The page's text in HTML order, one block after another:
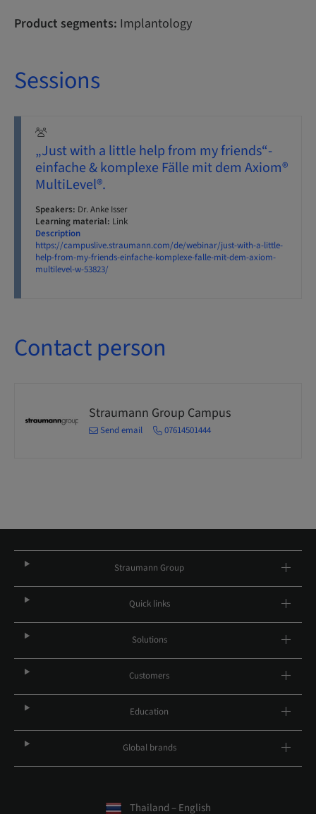
Product segments: Implantology
Sessions
„Just with a little help from my friends“-
einfache & komplexe Fälle mit dem Axiom®
MultiLevel®.
Speakers: Dr. Anke Isser
Learning material: Link
Description
https://campuslive.straumann.com/de/webinar/just-with-a-little-
help-from-my-friends-einfache-komplexe-falle-mit-dem-axiom-
multilevel-w-53823/
Contact person
Straumann Group Campus
Send email 07614501444
Straumann Group
Quick links
Solutions
Customers
Education
Global brands
Thailand – English